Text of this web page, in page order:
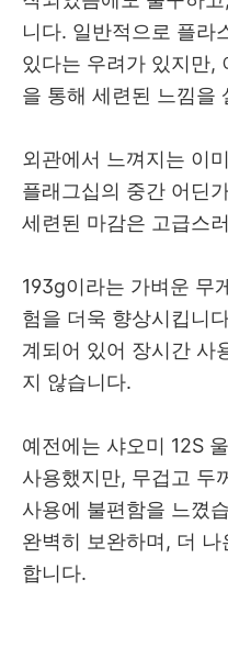
니다. 일반적으로 플라
있다는 우려가 있지만,
을 통해 세련된 느낌을
외관에서 느껴지는 이
플래그십의 중간 어딘
세련된 마감은 고급스
193g이라는 가벼운 무
험을 더욱 향상시킵니
계되어 있어 장시간 사
지 않습니다.
예전에는 샤오미 12S
사용했지만, 무겁고 두
사용에 불편함을 느꼈
완벽히 보완하며, 더
합니다.